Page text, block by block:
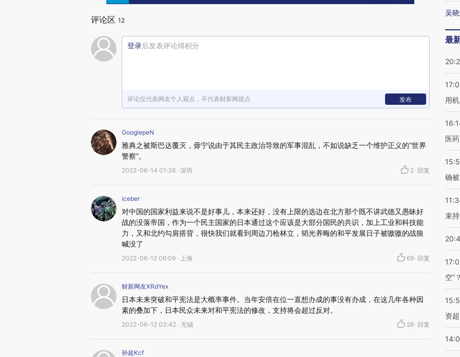
评论区 12
登录后发表评论得积分
评论仅代表网友个人观点，不代表财新网观点 发布
GooglepeN
雅典之被斯巴达覆灭，毋宁说由于其民主政治导致的军事混乱，不如说缺乏一个维护正义的“世界
警察”。
2022-06-14 01:36 · 深圳 2 · 回复
iceber
对中国的国家利益来说不是好事儿，本来还好，没有上限的选边在北方那个既不讲武德又愚昧好
战的没落帝国，作为一个民主国家的日本通过这个应该是大部分国民的共识，加上工业和科技能
力，又和北约勾肩搭背，很快我们就看到周边刀枪林立，韬光养晦的和平发展日子被嗷嗷的战狼
喊没了
2022-06-12 06:09 · 上海 69 · 回复
财新网友XRdYex
日本未来突破和平宪法是大概率事件。当年安倍在位一直想办成的事没有办成，在这几年各种因
素的叠加下，日本民众未来对和平宪法的修改，支持将会超过反对。
2022-06-12 03:42 · 无锡 28 · 回复
孙超Kcf
吴
最
用
医
确
束
空”
资